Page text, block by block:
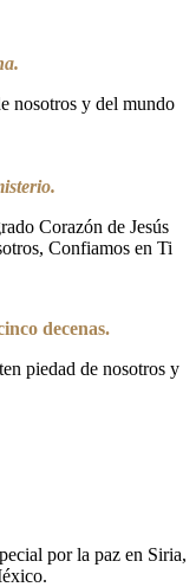
nosotros y del mundo
Corazón de Jesús
Confiamos en Ti
decenas.
piedad de nosotros y
por la paz en Siria,